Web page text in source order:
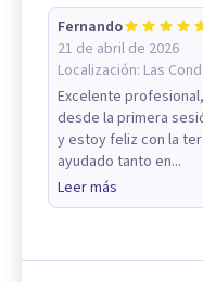
Fernando
21 de abril de 2026
Localización: Las
Excelente
desde la primera
y estoy feliz con la
ayudado tanto en...
Leer más